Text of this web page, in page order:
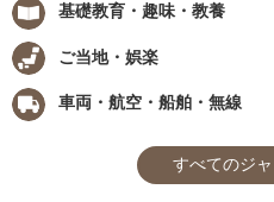
基礎教育・趣味・教養
ご当地・娯楽
車両・航空・船舶・無線
すべてのジ